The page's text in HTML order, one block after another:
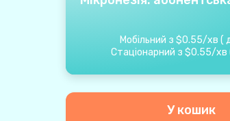
Мобільний з $0.55/хв (
Стаціонарний з $0.55/хв
У кошик